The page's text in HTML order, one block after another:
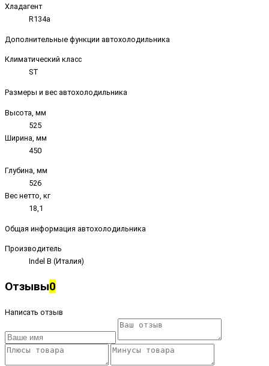
Хладагент
R134a
Дополнительные функции автохолодильника
Климатический класс
ST
Размеры и вес автохолодильника
Высота, мм
525
Ширина, мм
450
Глубина, мм
526
Вес нетто, кг
18,1
Общая информация автохолодильника
Производитель
Indel B (Италия)
Отзывы0
Написать отзыв